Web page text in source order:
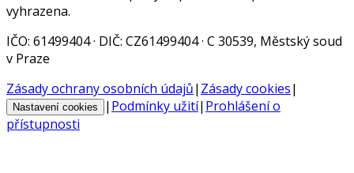
vyhrazena.
IČO: 61499404 · DIČ: CZ61499404 · C 30539, Městský soud
v Praze
Zásady ochrany osobních údajů| Zásady cookies|
Nastavení cookies | Podmínky užití| Prohlášení o
přístupnosti